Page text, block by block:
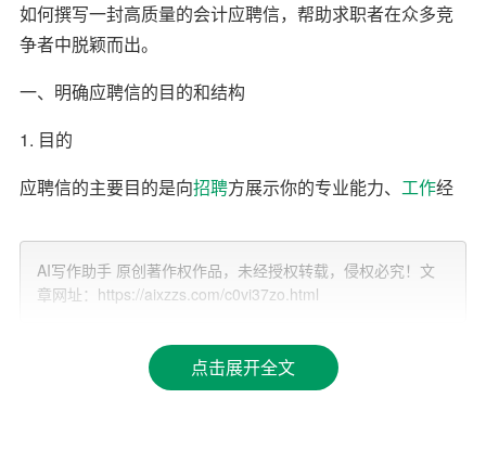
如何撰写一封高质量的会计应聘信，帮助求职者在众多竞
争者中脱颖而出。
一、明确应聘信的目的和结构
1. 目的
应聘信的主要目的是向招聘方展示你的专业能力、 工作经
间内引起招聘方的兴趣，使其愿意进一步了解你的简历和
其他材料。
一封标准的应聘信通常包括以下几个部分：
AI写作助手 原创著作权作品，未经授权转载，侵权必究！文
章网址：https://aixzzs.com/c0vi37zo.html
点击展开全文